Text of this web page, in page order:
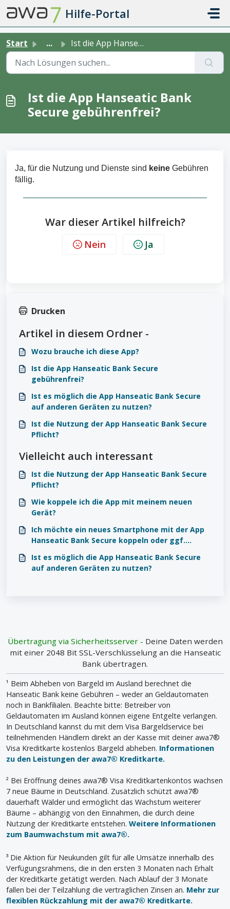
Zum hauptsächlichen Inhalt gehen
Hilfe-Portal
Start ... Ist die App Hanseatic Bank Secure gebührenfrei?
Ist die App Hanseatic Bank
Secure gebührenfrei?
Ja, für die Nutzung und Dienste sind keine Gebühren
fällig.
War dieser Artikel hilfreich?
Nein Ja
Drucken
Artikel in diesem Ordner -
Wozu brauche ich diese App?
Ist die App Hanseatic Bank Secure
gebührenfrei?
Ist es möglich die App Hanseatic Bank Secure
auf anderen Geräten zu nutzen?
Ist die Nutzung der App Hanseatic Bank Secure
Pflicht?
Vielleicht auch interessant
Ist die Nutzung der App Hanseatic Bank Secure
Pflicht?
Wie koppele ich die App mit meinem neuen
Gerät?
Ich möchte ein neues Smartphone mit der App
Hanseatic Bank Secure koppeln oder ggf.
Ist es möglich die App Hanseatic Bank Secure
auf anderen Geräten zu nutzen?
Übertragung via Sicherheitsserver - Deine Daten werden
mit einer 2048 Bit SSL-Verschlüsselung an die Hanseatic
Bank übertragen.
¹ Beim Abheben von Bargeld im Ausland berechnet die
Hanseatic Bank keine Gebühren – weder an Geldautomaten
noch in Bankfilialen. Beachte bitte: Betreiber von
Geldautomaten im Ausland können eigene Entgelte verlangen.
In Deutschland kannst du mit dem Visa Bargeldservice bei
teilnehmenden Händlern direkt an der Kasse mit deiner awa7®
Visa Kreditkarte kostenlos Bargeld abheben. Informationen
zu den Leistungen der awa7® Kreditkarte.
² Bei Eröffnung deines awa7® Visa Kreditkartenkontos wachsen
7 neue Bäume in Deutschland. Zusätzlich schützt awa7®
dauerhaft Wälder und ermöglicht das Wachstum weiterer
Bäume – abhängig von den Einnahmen, die durch deine
Nutzung der Kreditkarte entstehen. Weitere Informationen
zum Baumwachstum mit awa7®.
³ Die Aktion für Neukunden gilt für alle Umsätze innerhalb des
Verfügungsrahmens, die in den ersten 3 Monaten nach Erhalt
der Kreditkarte getätigt werden. Nach Ablauf der 3 Monate
fallen bei der Teilzahlung die vertraglichen Zinsen an. Mehr zur
flexiblen Rückzahlung mit der awa7® Kreditkarte.